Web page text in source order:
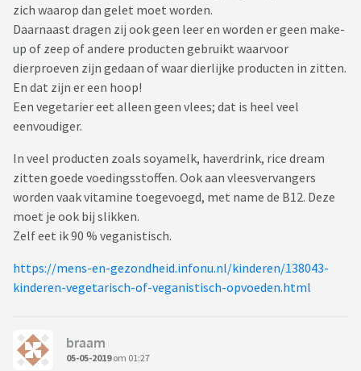
zich waarop dan gelet moet worden.
Daarnaast dragen zij ook geen leer en worden er geen make-
up of zeep of andere producten gebruikt waarvoor
dierproeven zijn gedaan of waar dierlijke producten in zitten.
En dat zijn er een hoop!
Een vegetarier eet alleen geen vlees; dat is heel veel
eenvoudiger.
In veel producten zoals soyamelk, haverdrink, rice dream
zitten goede voedingsstoffen. Ook aan vleesvervangers
worden vaak vitamine toegevoegd, met name de B12. Deze
moet je ook bij slikken.
Zelf eet ik 90 % veganistisch.
https://mens-en-gezondheid.infonu.nl/kinderen/138043-
kinderen-vegetarisch-of-veganistisch-opvoeden.html
braam
05-05-2019om 01:27